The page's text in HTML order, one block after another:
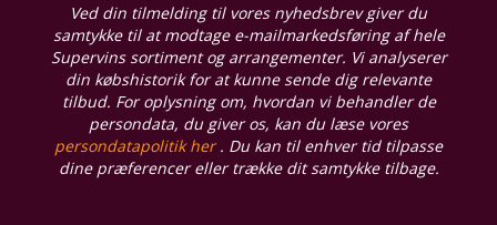
Ved din tilmelding til vores nyhedsbrev giver du
samtykke til at modtage e-mailmarkedsføring af hele
Supervins sortiment og arrangementer. Vi analyserer
din købshistorik for at kunne sende dig relevante
tilbud. For oplysning om, hvordan vi behandler de
persondata, du giver os, kan du læse vores
persondatapolitik her. Du kan til enhver tid tilpasse
dine præferencer eller trække dit samtykke tilbage.